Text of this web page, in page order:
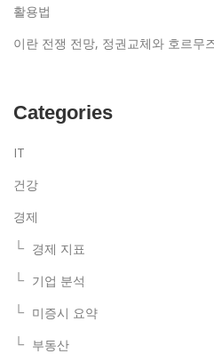
활용법
이란 전쟁 전망, 정권교체와 호르무
Categories
IT
건강
경제
경제 지표
기업 분석
미증시 요약
부동산